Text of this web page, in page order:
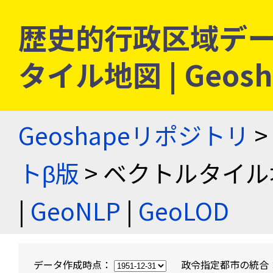
歴史的行政区域デ
タイル地図 |
Geoshapeリポジトリ >
トβ版 > ベクトルタイ
| GeoNLP | GeoLOD
データ作成時点： 政令指定都市の統